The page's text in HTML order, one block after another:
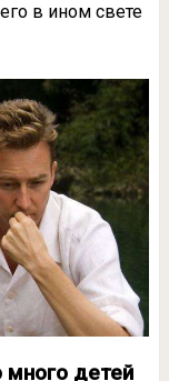
в ином свете
много детей